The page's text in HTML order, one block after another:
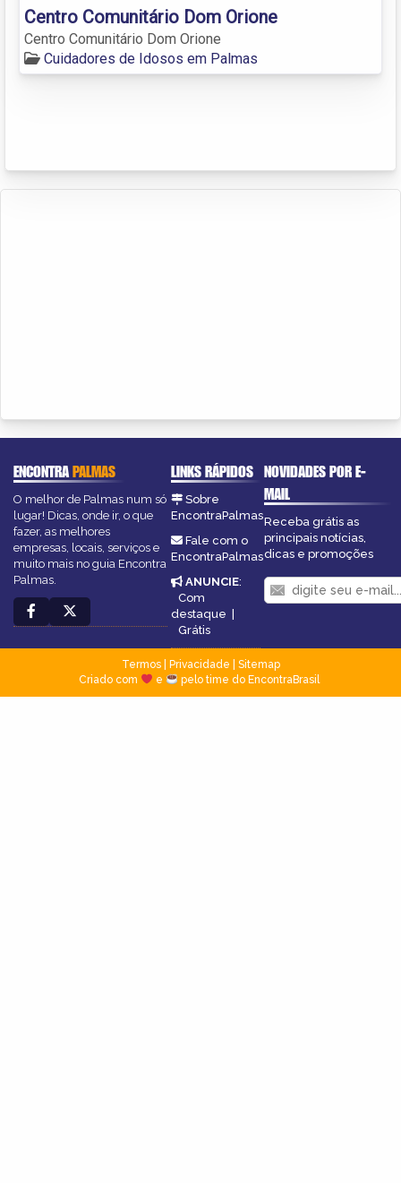
Centro Comunitário Dom Orione
Centro Comunitário Dom Orione
Cuidadores de Idosos em Palmas
ENCONTRAPALMAS
O melhor de Palmas num só
lugar! Dicas, onde ir, o que
fazer, as melhores
empresas, locais, serviços e
muito mais no guia Encontra
Palmas.
LINKS RÁPIDOS
Sobre
EncontraPalmas
Fale com o
EncontraPalmas
ANUNCIE:
Com
destaque |
Grátis
NOVIDADES POR E-
MAIL
Receba grátis as
principais notícias,
dicas e promoções
Termos| Privacidade
Sitemap
Criado com
e pelo time do EncontraBrasil